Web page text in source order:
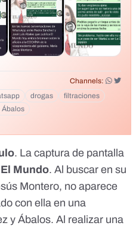
que pase de ser Marisú a
20:22
Channels:
drogas
filtraciones
Ábalos
. La captura de pantalla
Mundo. Al buscar en su
Montero, no aparece
con ella en una
y Ábalos. Al realizar una